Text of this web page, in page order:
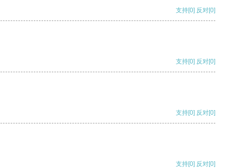
支持[0] 反对[0]
支持[0] 反对[0]
支持[0] 反对[0]
支持[0] 反对[0]